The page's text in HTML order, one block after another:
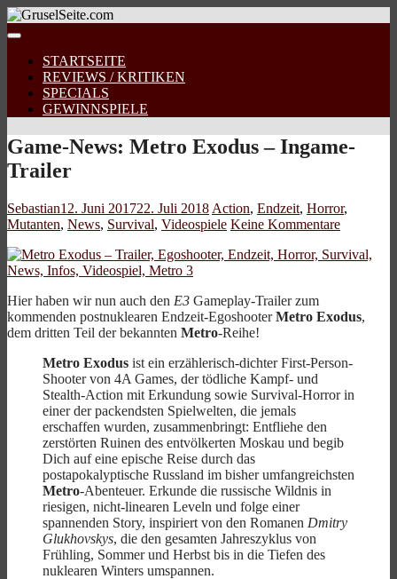
STARTSEITE
REVIEWS / KRITIKEN
SPECIALS
GEWINNSPIELE
Game-News: Metro Exodus – Ingame-
Trailer
Sebastian12. Juni 201722. Juli 2018 Action, Endzeit, Horror,
Mutanten, News, Survival, Videospiele Keine Kommentare
Hier haben wir nun auch den E3 Gameplay-Trailer zum
kommenden postnuklearen Endzeit-EgoshooterMetro Exodus,
dem dritten Teil der bekannten Metro-Reihe!
Metro Exodus ist ein erzählerisch-dichter First-Person-
Shooter von 4A Games, der tödliche Kampf- und
Stealth-Action mit Erkundung sowie Survival-Horror in
einer der packendsten Spielwelten, die jemals
erschaffen wurden, zusammenbringt: Entfliehe den
zerstörten Ruinen des entvölkerten Moskau und begib
Dich auf eine epische Reise durch das
postapokalyptische Russland im bisher umfangreichsten
Metro-Abenteuer. Erkunde die russische Wildnis in
riesigen, nicht-linearen Leveln und folge einer
spannenden Story, inspiriert von den Romanen Dmitry
Glukhovskys, die den gesamten Jahreszyklus von
Frühling, Sommer und Herbst bis in die Tiefen des
nuklearen Winters umspannen.